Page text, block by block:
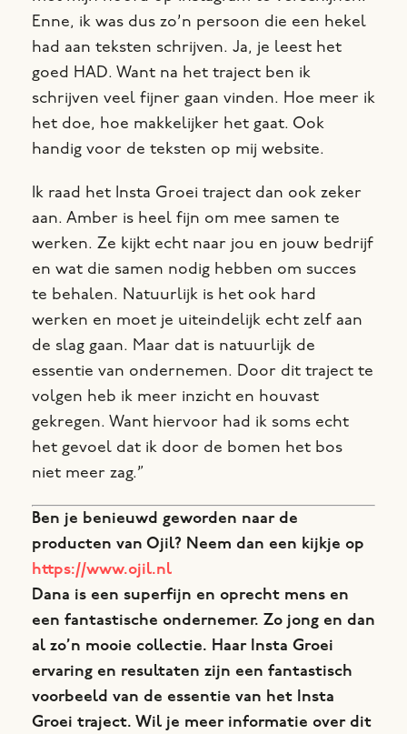
Enne, ik was dus zo’n persoon die een hekel
had aan teksten schrijven. Ja, je leest het
goed HAD. Want na het traject ben ik
schrijven veel fijner gaan vinden. Hoe meer ik
het doe, hoe makkelijker het gaat. Ook
handig voor de teksten op mij website.
Ik raad het Insta Groei traject dan ook zeker
aan. Amber is heel fijn om mee samen te
werken. Ze kijkt echt naar jou en jouw bedrijf
en wat die samen nodig hebben om succes
te behalen. Natuurlijk is het ook hard
werken en moet je uiteindelijk echt zelf aan
de slag gaan. Maar dat is natuurlijk de
essentie van ondernemen. Door dit traject te
volgen heb ik meer inzicht en houvast
gekregen. Want hiervoor had ik soms echt
het gevoel dat ik door de bomen het bos
niet meer zag.”
Ben je benieuwd geworden naar de
producten van Ojil? Neem dan een kijkje op
https://www.ojil.nl
Dana is een superfijn en oprecht mens en
een fantastische ondernemer. Zo jong en dan
al zo’n mooie collectie. Haar Insta Groei
ervaring en resultaten zijn een fantastisch
voorbeeld van de essentie van het Insta
Groei traject. Wil je meer informatie over dit